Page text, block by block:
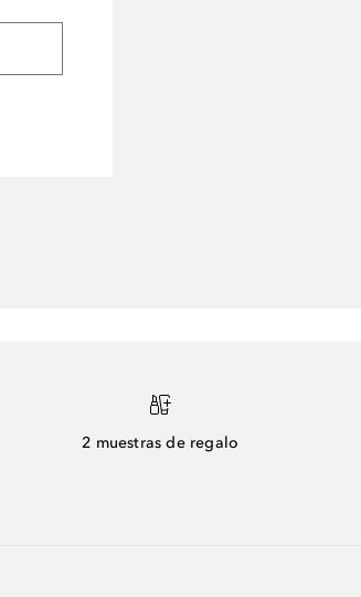
2 muestras de regalo